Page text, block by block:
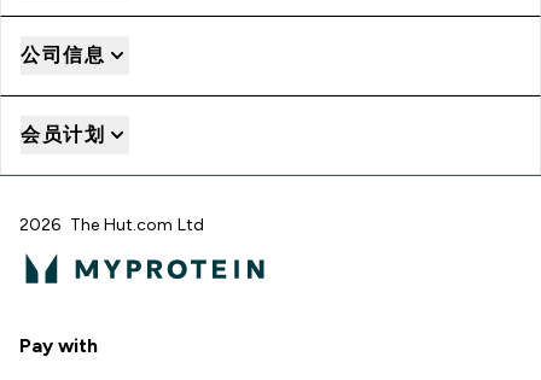
公司信息
会员计划
2026 The Hut.com Ltd
Pay with